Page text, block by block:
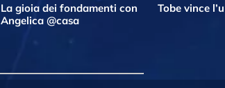
La gioia dei fondamenti con
Angelica @casa
Tobe vince